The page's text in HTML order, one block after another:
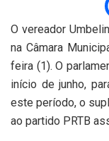
O vereador
na Câmara
feira (1). O
início de junho,
este período, o
ao partido PRTB